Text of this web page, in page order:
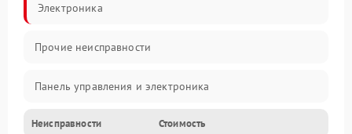
Электроника
Прочие неисправности
Панель управления и электроника
Дверца и корпус
Неисправности Стоимость